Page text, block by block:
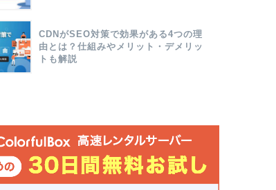
CDNがSEO対策で効果がある4つの理
由とは？仕組みやメリット・デメリッ
トも解説